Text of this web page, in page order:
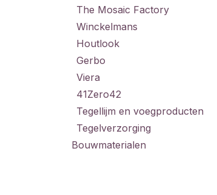
The Mosaic Factory
Winckelmans
Houtlook
Gerbo
Viera
41Zero42
Tegellijm en voegproducten
Tegelverzorging
Bouwmaterialen